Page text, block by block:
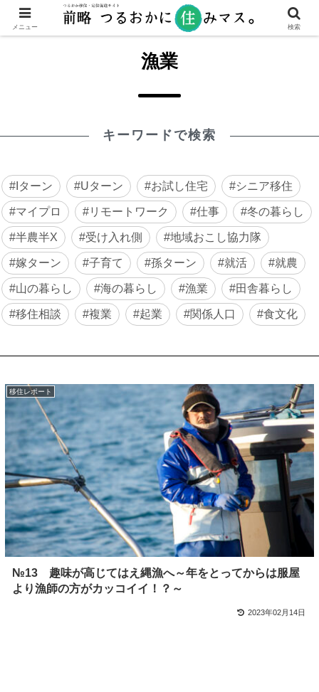
漁業
キーワードで検索
Iターン Uターン お試し住宅 シニア移住
マイプロ リモートワーク 仕事 冬の暮らし
半農半X 受け入れ側 地域おこし協力隊
嫁ターン 子育て 孫ターン 就活 就農
山の暮らし 海の暮らし 漁業 田舎暮らし
移住相談 複業 起業 関係人口 食文化
移住レポート
№13 趣味が高じてはえ縄漁へ～年をとってからは服屋
より漁師の方がカッコイイ！？～
2023年02月14日
メニュー 検索